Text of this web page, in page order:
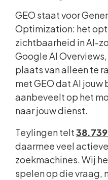
GEO staat voor
Optimization: het
zichtbaarheid in AI-
Google AI
plaats van alleen te
met GEO dat AI
aanbeveelt op het
naar jouw dienst.
Teylingen telt
daarmee veel
zoekmachines. Wij
spelen op die vraag,